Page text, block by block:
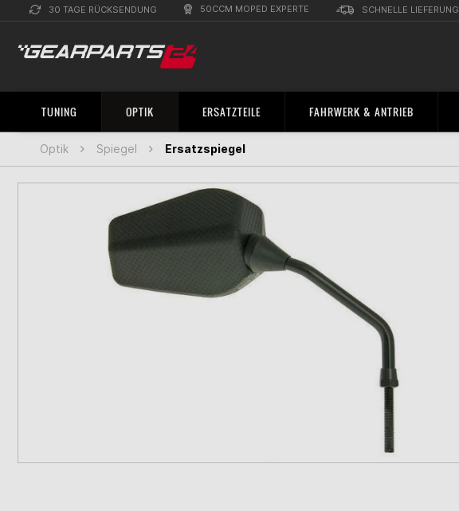
30 TAGE RÜCKSENDUNG 50CCM MOPED EXPERTE SCHNELLE LIEFERUNG
TUNING OPTIK ERSATZTEILE FAHRWERK & ANTRIEB
Optik Spiegel Ersatzspiegel